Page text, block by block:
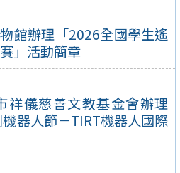
館辦理「2026全國學生遙
」活動簡章
祥儀慈善文教基金會辦理
機器人節－TIRT機器人國際